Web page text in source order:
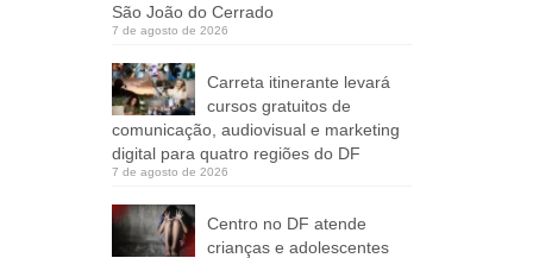
São João do Cerrado
7 de agosto de 2026
Carreta itinerante levará
cursos gratuitos de
comunicação, audiovisual e marketing
digital para quatro regiões do DF
7 de agosto de 2026
Centro no DF atende
crianças e adolescentes